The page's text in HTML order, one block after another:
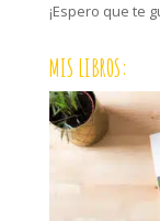
¡Espero que te
MIS LIBROS: